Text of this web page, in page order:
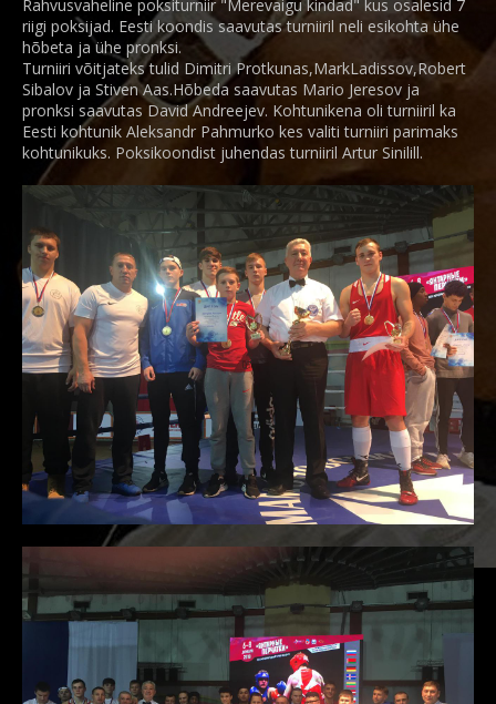
Rahvusvaheline poksiturniir "Merevaigu kindad" kus osalesid 7
riigi poksijad. Eesti koondis saavutas turniiril neli esikohta ühe
hõbeta ja ühe pronksi.
Turniiri võitjateks tulid Dimitri Protkunas,MarkLadissov,Robert
Sibalov ja Stiven Aas.Hõbeda saavutas Mario Jeresov ja
pronksi saavutas David Andreejev. Kohtunikena oli turniiril ka
Eesti kohtunik Aleksandr Pahmurko kes valiti turniiri parimaks
kohtunikuks. Poksikoondist juhendas turniiril Artur Sinilill.